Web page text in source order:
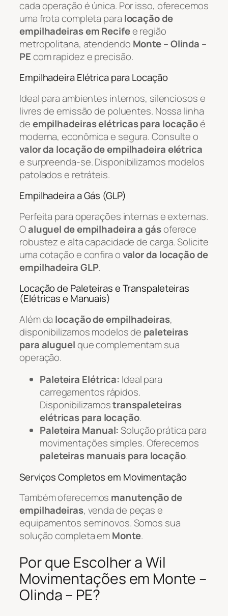
cada operação é única. Por isso, oferecemos
uma frota completa para locação de
empilhadeiras em Recifee região
metropolitana, atendendo Monte – Olinda –
PEcom rapidez e precisão.
Empilhadeira Elétrica para Locação
Ideal para ambientes internos, silenciosos e
livres de emissão de poluentes. Nossa linha
deempilhadeiras elétricas para locaçãoé
moderna, econômica e segura. Consulte o
valor da locação de empilhadeira elétrica
e surpreenda-se. Disponibilizamos modelos
patolados e retráteis.
Empilhadeira a Gás (GLP)
Perfeita para operações internas e externas.
Oaluguel de empilhadeira a gásoferece
robustez e alta capacidade de carga. Solicite
uma cotação e confira ovalor da locação de
empilhadeira GLP.
Locação de Paleteiras e Transpaleteiras
(Elétricas e Manuais)
Além da locação de empilhadeiras,
disponibilizamos modelos de paleteiras
para aluguelque complementam sua
operação.
Paleteira Elétrica: Ideal para
carregamentos rápidos.
Disponibilizamostranspaleteiras
elétricas para locação.
Paleteira Manual:Solução prática para
movimentações simples. Oferecemos
paleteiras manuais para locação.
Serviços Completos em Movimentação
Também oferecemos manutenção de
empilhadeiras, venda de peças e
equipamentos seminovos. Somos sua
solução completa emMonte.
Por que Escolher a Wil
Movimentações em Monte –
Olinda – PE?